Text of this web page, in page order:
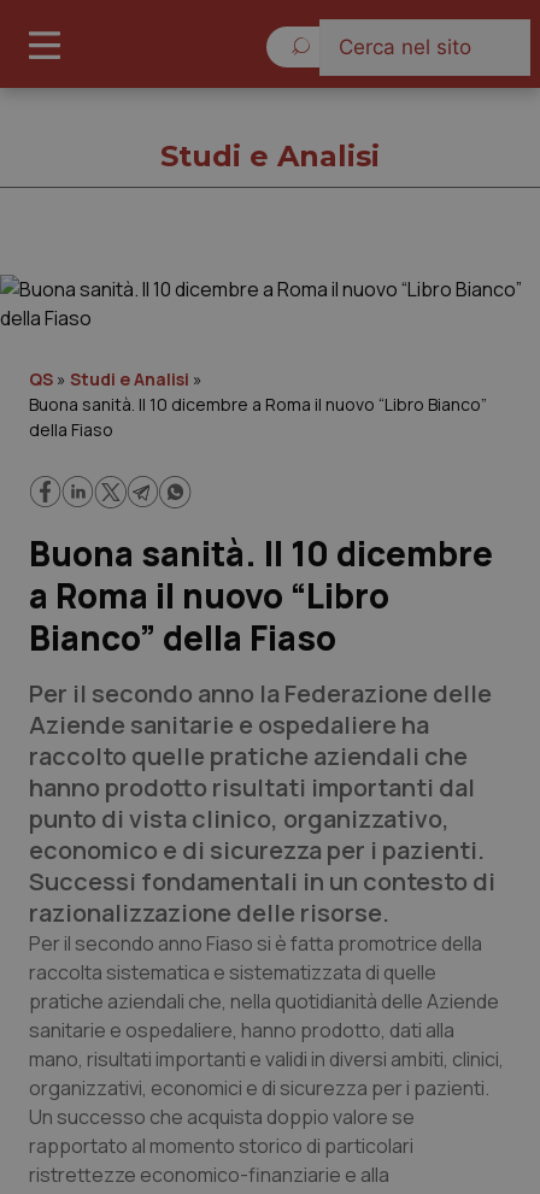
Governo e Parlamento
Regioni e Asl
Lavoro e Professioni
Scienza e Farmaci
Studi e Analisi
Lettere al direttore
Edizioni Regionali
QS Pro
Professionisti Sanitari.AI
Abruzzo
Basilicata
Calabria
Campania
QS Pro Gold
Artrite & artrosi
Asma & BPCO
Car-T
QS Club Newsletter
Studi e Analisi
QS » Studi e Analisi »
Buona sanità. Il 10 dicembre a Roma il nuovo “Libro Bianco”
della Fiaso
Buona sanità. Il 10 dicembre
a Roma il nuovo “Libro
Bianco” della Fiaso
Per il secondo anno la Federazione delle
Aziende sanitarie e ospedaliere ha
raccolto quelle pratiche aziendali che
hanno prodotto risultati importanti dal
punto di vista clinico, organizzativo,
economico e di sicurezza per i pazienti.
Successi fondamentali in un contesto di
razionalizzazione delle risorse.
Per il secondo anno Fiaso si è fatta promotrice della
raccolta sistematica e sistematizzata di quelle
pratiche aziendali che, nella quotidianità delle Aziende
sanitarie e ospedaliere, hanno prodotto, dati alla
mano, risultati importanti e validi in diversi ambiti, clinici,
organizzativi, economici e di sicurezza per i pazienti.
Un successo che acquista doppio valore se
rapportato al momento storico di particolari
ristrettezze economico-finanziarie e alla